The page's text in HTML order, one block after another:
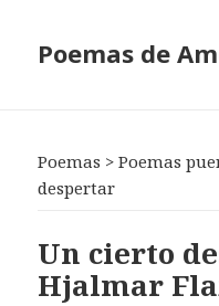
Poemas de
Poemas >Poemas
despertar
Un cierto
Hjalmar